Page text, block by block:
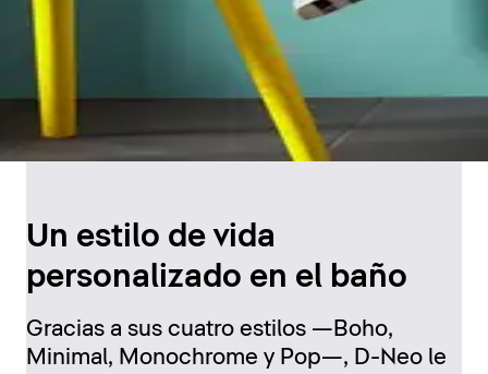
Un estilo de vida
personalizado en el baño
Gracias a sus cuatro estilos —Boho,
Minimal, Monochrome y Pop—, D-Neo le